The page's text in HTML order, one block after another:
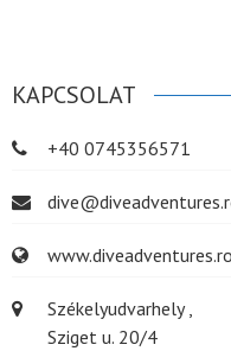
KAPCSOLAT
+40 0745356571
www.diveadventures.ro
Székelyudvarhely ,
Sziget u. 20/4